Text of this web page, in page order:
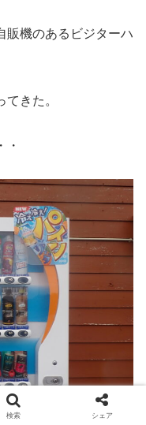
販機のあるビジターハ
きた。
・
検索 シェア